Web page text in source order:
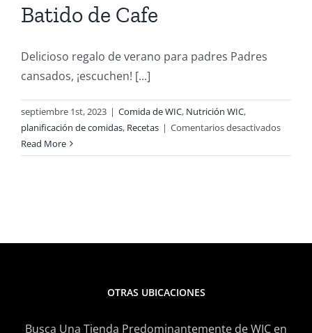
Batido de Cafe
Delicioso regalo de verano para padres Padres
cansados, ¡escuchen! [...]
septiembre 1st, 2023 | Comida de WIC, Nutrición WIC,
planificación de comidas, Recetas | Comentarios desactivadosen
de
Read More
OTRAS UBICACIONES
Busca Una Tienda Predominantemente de WIC en